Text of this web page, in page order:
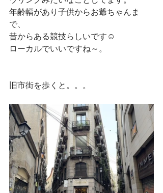
年齢幅があり子供からお爺ちゃんま
で、
昔からある競技らしいです☺
ローカルでいいですね～。
旧市街を歩くと。。。